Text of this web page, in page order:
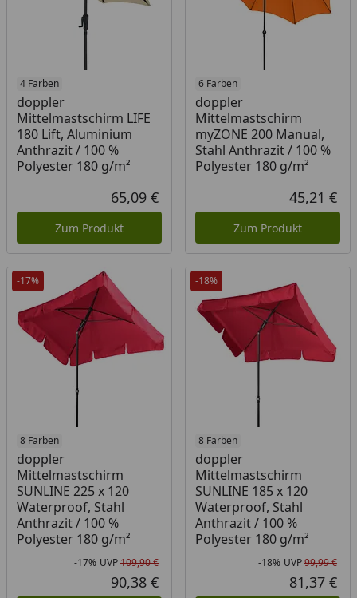
4 Farben
doppler
Mittelmastschirm LIFE
180 Lift, Aluminium
Anthrazit / 100 %
Polyester 180 g/m²
Aktueller Preis
65,09 €
Zum Produkt
6 Farben
doppler
Mittelmastschirm
myZONE 200 Manual,
Stahl Anthrazit / 100 %
Polyester 180 g/m²
45,21 €
Zum Produkt
-17%
8 Farben
doppler
Mittelmastschirm
SUNLINE 225 x 120
Waterproof, Stahl
Anthrazit / 100 %
Polyester 180 g/m²
Rabatt in Prozent
-17%
Ursprünglicher Preis
UVP109,90 €
Aktueller Preis
90,38 €
-18%
8 Farben
doppler
Mittelmastschirm
SUNLINE 185 x 120
Waterproof, Stahl
Anthrazit / 100 %
Polyester 180 g/m²
-18% UVP99,99 €
81,37 €